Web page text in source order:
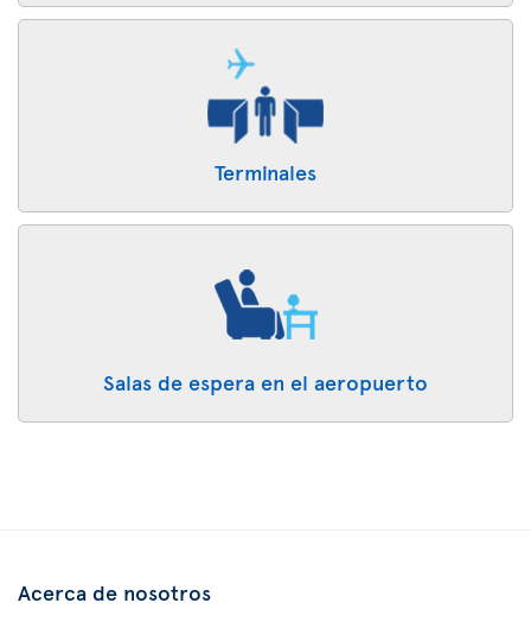
Terminales
Salas de espera en el aeropuerto
Acerca de nosotros